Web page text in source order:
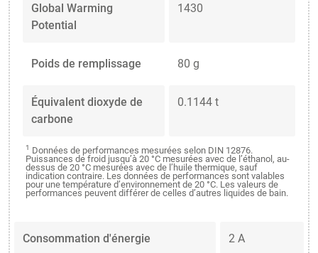
Global Warming
Potential
1430
Poids de remplissage 80 g
Équivalent dioxyde de
carbone
0.1144 t
1 Données de performances mesurées selon DIN 12876.
Puissances de froid jusqu’à 20 °C mesurées avec de l’éthanol, au-
dessus de 20 °C mesurées avec de l’huile thermique, sauf
indication contraire. Les données de performances sont valables
pour une température d’environnement de 20 °C. Les valeurs de
performances peuvent différer de celles d’autres liquides de bain.
Consommation d'énergie 2 A